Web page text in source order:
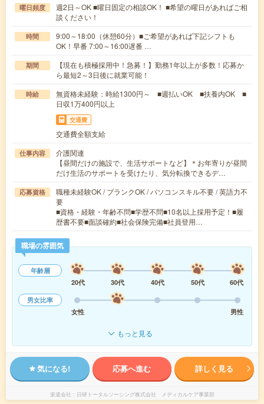
曜日頻度
週2日～OK ■曜日固定の相談OK！ ■希望の曜日があればご相
談ください！
時間
9:00～18:00（休憩60分）■ご希望があれば下記シフトも
OK！早番 7:00～16:00遅番 …
期間
【現在も積極採用中！急募！】勤務1年以上が多数！応募か
ら最短2～3日後に就業可能！
時給
無資格未経験：時給1300円～ ■週払いOK ■扶養内OK ■
日収1万400円以上
交通費
交通費全額支給
仕事内容
介護関連
【昼間だけの施設で、生活サポートなど】＊お年寄りが昼間
だけ生活のサポートを受けたり、気分転換できるデ…
応募資格
職種未経験OK / ブランクOK / パソコンスキル不要 / 英語力不
要
■資格・経験・年齢不問■学歴不問■10名以上採用予定！■履
歴書不要■面談確約■社会保険完備■社員登用…
職場の雰囲気
年齢層
20代
30代 40代 50代
60代
男女比率
女性
男性
もっと見る
気になる! 応募へ進む 詳しく見る
派遣会社 日研トータルソーシング株式会社 メディカルケア事業部